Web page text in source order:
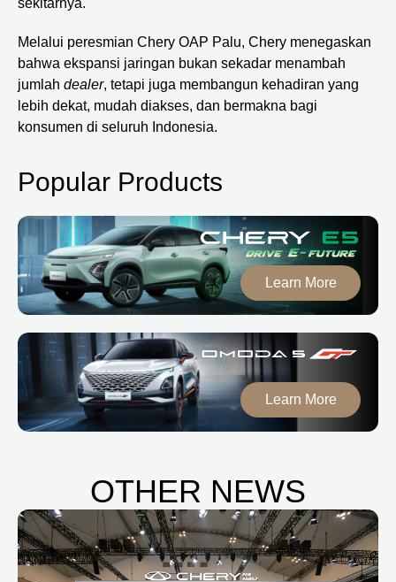
sekitarnya.
Melalui peresmian Chery OAP Palu, Chery menegaskan
bahwa ekspansi jaringan bukan sekadar menambah
jumlah dealer, tetapi juga membangun kehadiran yang
lebih dekat, mudah diakses, dan bermakna bagi
konsumen di seluruh Indonesia.
Popular Products
Learn More
Learn More
OTHER NEWS